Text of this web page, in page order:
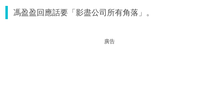
馮盈盈回應話要「影盡公司所有角落」。
廣告